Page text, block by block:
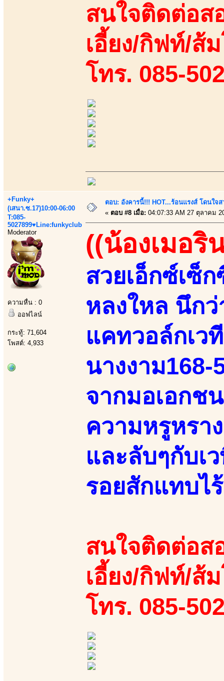
สนใจติดต่อส
เอี้ยง/กิฟท์/ส้
โทร. 085-
+Funky+
(เสนา.ซ.17)10:00-06:00
T:085-
5027899♥Line:funkyclub
Moderator
ความหื่น : 0
ออฟไลน์
กระทู้: 71,604
โพสต์: 4,933
ตอบ: อังคารนี้!!! HOT...ร้อนแรงส์ โดนใจ
« ตอบ #8 เมื่อ: 04:07:33 AM 27 ตุลาคม
((น้องเมอริ
สวยเอ็กซ์เซ็
หลงใหล นึก
แคทวอล์กเว
นางงาม168-
จากมอเอกช
ความหรูหรา
และลับๆกับเ
รอยสักแทบไ
สนใจติดต่อส
เอี้ยง/กิฟท์/ส้
โทร. 085-